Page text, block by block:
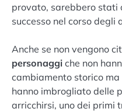
provato, sarebbero stati
successo nel corso degli
Anche se non vengono
personaggi che non
cambiamento storico
hanno imbrogliato delle
arricchirsi, uno dei primi